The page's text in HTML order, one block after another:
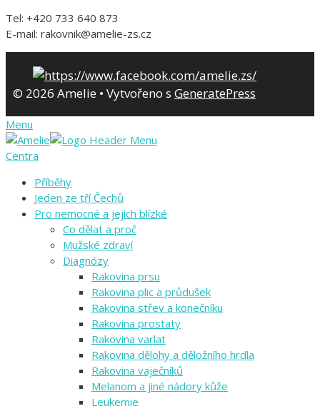
Tel: +420 733 640 873
E-mail: rakovnik@amelie-zs.cz
© 2026 Amelie • Vytvořeno s GeneratePress
Menu
Centra
Příběhy
Jeden ze tří Čechů
Pro nemocné a jejich blízké
Co dělat a proč
Mužské zdraví
Diagnózy
Rakovina prsu
Rakovina plic a průdušek
Rakovina střev a konečníku
Rakovina prostaty
Rakovina varlat
Rakovina dělohy a děložního hrdla
Rakovina vaječníků
Melanom a jiné nádory kůže
Leukemie